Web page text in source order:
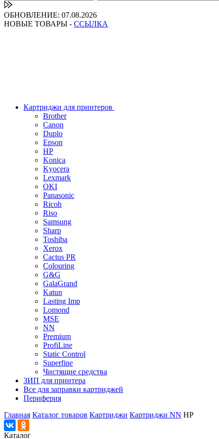
ОБНОВЛЕНИЕ: 07.08.2026
НОВЫЕ ТОВАРЫ - ССЫЛКА
Картриджи для принтеров
Brother
Canon
Duplo
Epson
HP
Konica
Kyocera
Lexmark
OKI
Panasonic
Ricoh
Riso
Samsung
Sharp
Toshiba
Xerox
Cactus PR
Colouring
G&G
GalaGrand
Katun
Lasting Imp
Lomond
MSE
NN
Premium
ProfiLine
Static Control
Superfine
Чистящие средства
ЗИП для принтера
Все для заправки картриджей
Периферия
Главная Каталог товаров Картриджи Картриджи NN HP
Каталог